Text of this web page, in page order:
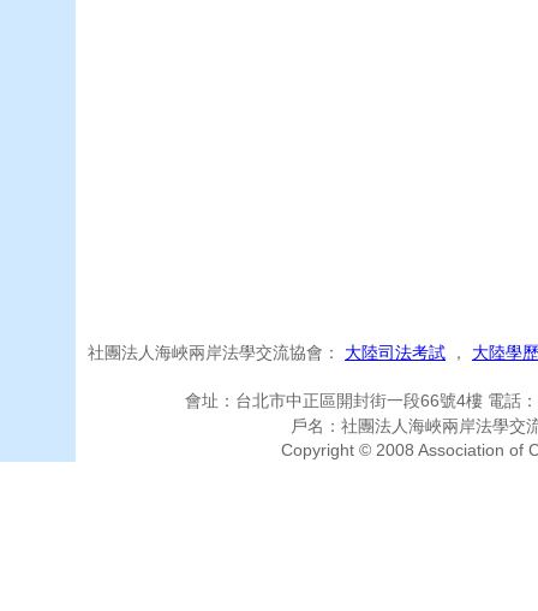
社團法人海峽兩岸法學交流協會： 大陸司法考試 ， 大陸學
會址：台北市中正區開封街一段66號4樓 電話
戶名：社團法人海峽兩岸法學
Copyright © 2008 Association of